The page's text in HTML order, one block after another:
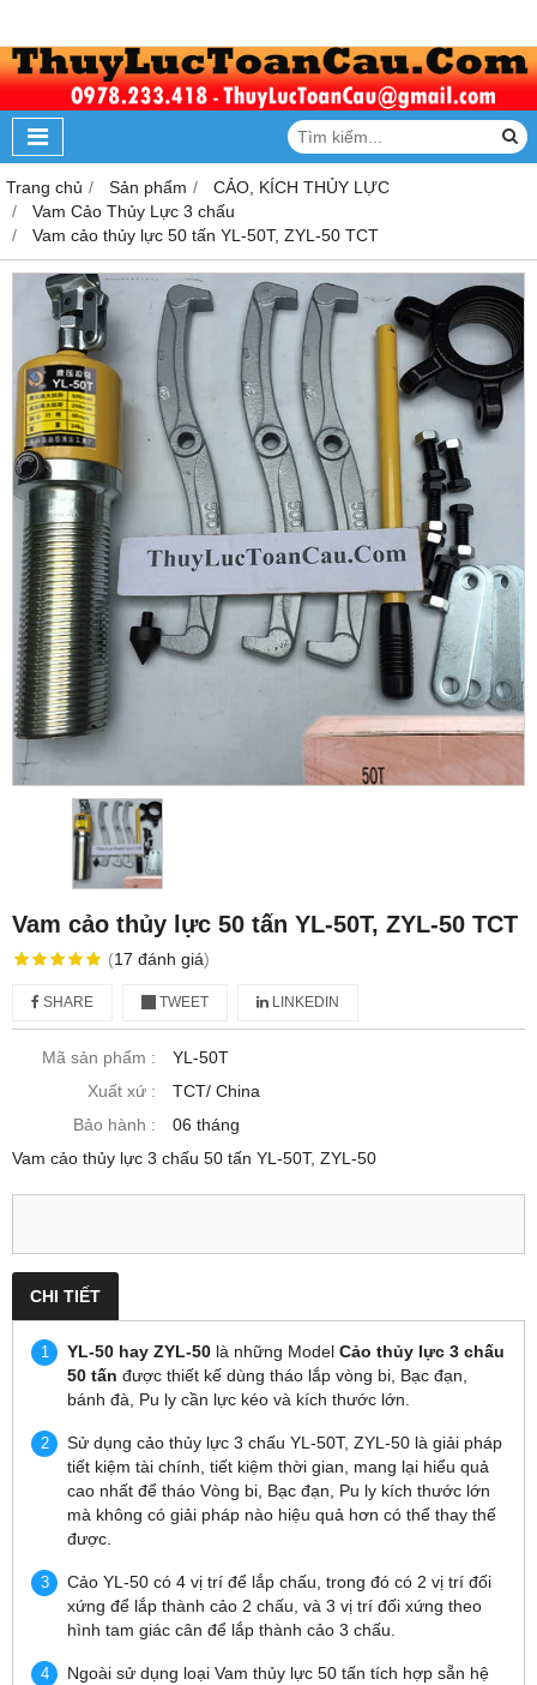
Trang chủ Sản phẩm
CẢO, KÍCH THỦY LỰC
Vam Cảo Thủy Lực 3 chấu
Vam cảo thủy lực 50 tấn YL-50T, ZYL-50 TCT
Vam cảo thủy lực 50 tấn YL-50T, ZYL-50 TCT
(17 đánh giá)
SHARE TWEET LINKEDIN
Mã sản phẩm :
YL-50T
Xuất xứ :
TCT/ China
Bảo hành :
06 tháng
Vam cảo thủy lực 3 chấu 50 tấn YL-50T, ZYL-50
CHI TIẾT
YL-50 hay ZYL-50 là những Model Cảo thủy lực 3 chấu
50 tấn được thiết kế dùng tháo lắp vòng bi, Bạc đạn,
bánh đà, Pu ly cần lực kéo và kích thước lớn.
Sử dụng cảo thủy lực 3 chấu YL-50T, ZYL-50 là giải pháp
tiết kiệm tài chính, tiết kiệm thời gian, mang lại hiểu quả
cao nhất để tháo Vòng bi, Bạc đạn, Pu ly kích thước lớn
mà không có giải pháp nào hiệu quả hơn có thể thay thế
được.
Cảo YL-50 có 4 vị trí để lắp chấu, trong đó có 2 vị trí đối
xứng để lắp thành cảo 2 chấu, và 3 vị trí đối xứng theo
hình tam giác cân để lắp thành cảo 3 chấu.
Ngoài sử dụng loại Vam thủy lực 50 tấn tích hợp sẵn hệ